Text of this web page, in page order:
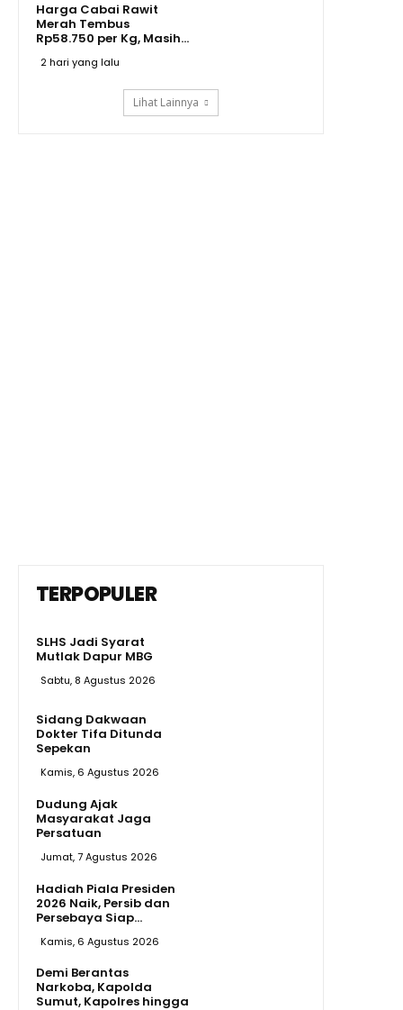
Harga Cabai Rawit
Merah Tembus
Rp58.750 per Kg, Masih...
2 hari yang lalu
Lihat Lainnya
TERPOPULER
SLHS Jadi Syarat
Mutlak Dapur MBG
Sabtu, 8 Agustus 2026
Sidang Dakwaan
Dokter Tifa Ditunda
Sepekan
Kamis, 6 Agustus 2026
Dudung Ajak
Masyarakat Jaga
Persatuan
Jumat, 7 Agustus 2026
Hadiah Piala Presiden
2026 Naik, Persib dan
Persebaya Siap...
Kamis, 6 Agustus 2026
Demi Berantas
Narkoba, Kapolda
Sumut, Kapolres hingga